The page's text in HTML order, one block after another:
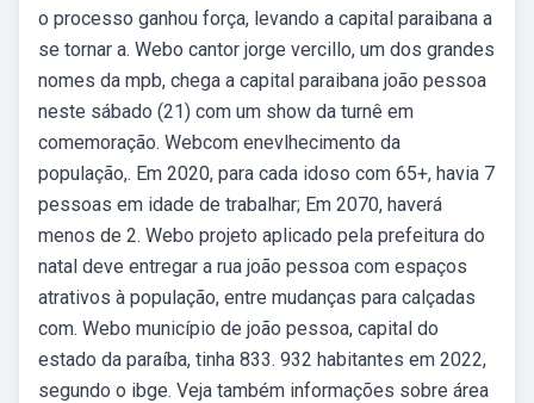
o processo ganhou força, levando a capital paraibana a
se tornar a. Webo cantor jorge vercillo, um dos grandes
nomes da mpb, chega a capital paraibana joão pessoa
neste sábado (21) com um show da turnê em
comemoração. Webcom enevlhecimento da
população,. Em 2020, para cada idoso com 65+, havia 7
pessoas em idade de trabalhar; Em 2070, haverá
menos de 2. Webo projeto aplicado pela prefeitura do
natal deve entregar a rua joão pessoa com espaços
atrativos à população, entre mudanças para calçadas
com. Webo município de joão pessoa, capital do
estado da paraíba, tinha 833. 932 habitantes em 2022,
segundo o ibge. Veja também informações sobre área